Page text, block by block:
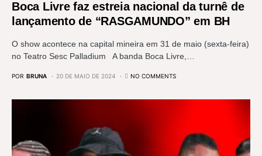
Boca Livre faz estreia nacional da turnê de
lançamento de “RASGAMUNDO” em BH
O show acontece na capital mineira em 31 de maio (sexta-feira)
no Teatro Sesc Palladium A banda Boca Livre,…
POR BRUNA 20 DE MAIO DE 2024 NO COMMENTS